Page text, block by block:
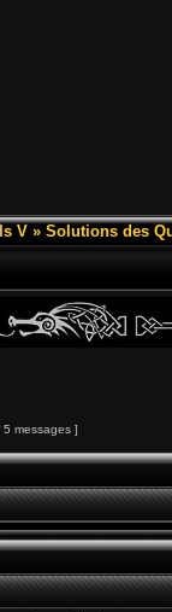
V » Solutions des
5 messages ]